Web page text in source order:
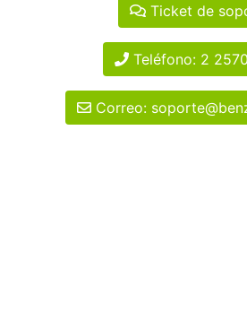
Ticket de
Teléfono: 2
Correo: